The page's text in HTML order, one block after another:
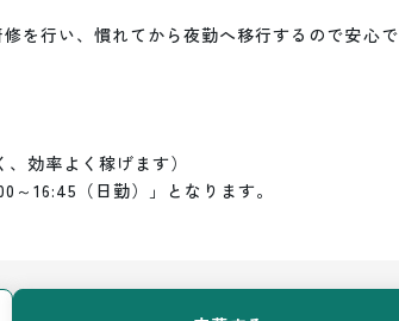
を行い、慣れてから夜勤へ移行するので安心で
効率よく稼げます）
16:45（日勤）」となります。